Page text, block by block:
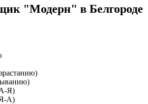
"Модерн" в Белгороде
Я)
А)